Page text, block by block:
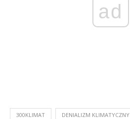
ad
300KLIMAT DENIALIZM KLIMATYCZNY